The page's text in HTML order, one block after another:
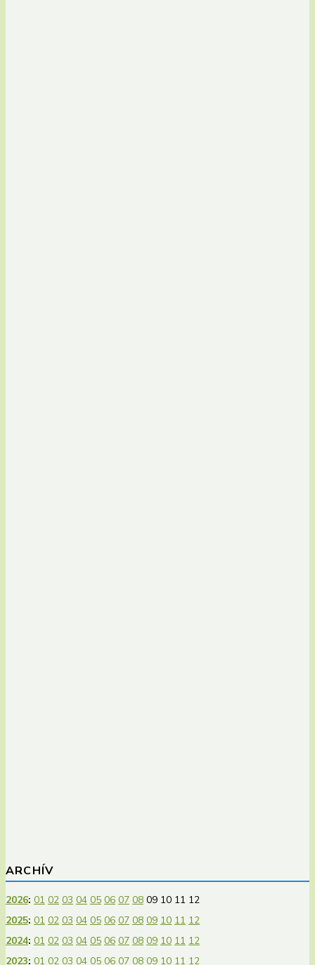
ARCHÍV
2026: 01 02 03 04 05 06 07 08 09 10 11 12
2025: 01 02 03 04 05 06 07 08 09 10 11 12
2024: 01 02 03 04 05 06 07 08 09 10 11 12
2023: 01 02 03 04 05 06 07 08 09 10 11 12